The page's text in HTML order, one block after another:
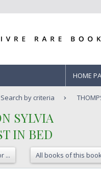
HOME
Search by criteria
SYLVIA‎
IN BED‎
... All books of this